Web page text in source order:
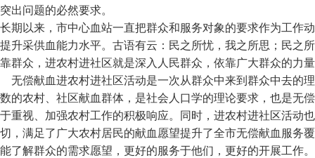
突出问题的必然要求。
长期以来，市中心血站一直把群众和服务对象的要求作为工作
提升采供血能力水平。古语有云：民之所忧，我之所思；民之
靠群众，进农村进社区就是深入人民群众，依靠广大群众的力
无偿献血进农村进社区活动是一次从群众中来到群众中去的
数的农村、社区献血群体，是社会人口学的理论要求，也是无
于重视、加强农村工作的积极响应。同时，进农村进社区活动
切，满足了广大农村居民的献血愿望提升了全市无偿献血服务
能了解群众的需求愿望，更好的服务于他们，更好的开展工作。